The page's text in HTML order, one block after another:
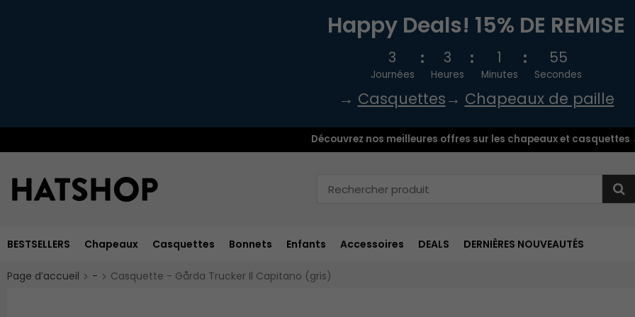
Happy Deals! 15% DE REMISE
3
Journées
3
Heures
1
Minutes
54
Secondes
→ Casquettes→ Chapeaux de paille
Découvrez nos meilleures offres sur les chapeaux et casquettes
BESTSELLERS Chapeaux Casquettes Bonnets Enfants Accessoires DEALS DERNIÈRES NOUVEAUTÉS
Page d’accueil - Casquette - Gårda Trucker Il Capitano (gris)